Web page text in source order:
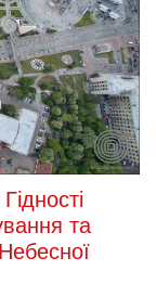
та